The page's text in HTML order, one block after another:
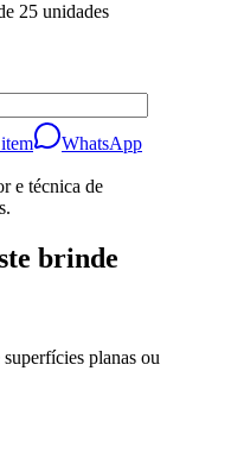
25 unidades
WhatsApp
e técnica de
brinde
planas ou